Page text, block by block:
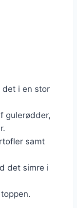
i en stor
gulerødder,
samt
det simre i